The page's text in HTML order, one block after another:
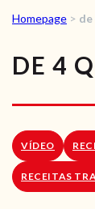
Homepage >
DE 4
VÍDEO
RECEITAS